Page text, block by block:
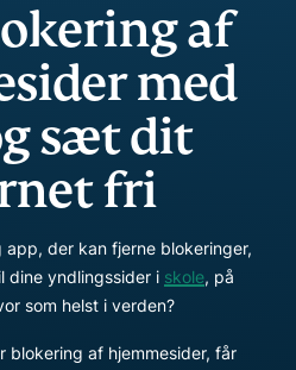
af
med
sæt dit
fri
der kan fjerne blokeringer,
dine yndlingssider i skole, på
som helst i verden?
blokering af hjemmesider, får